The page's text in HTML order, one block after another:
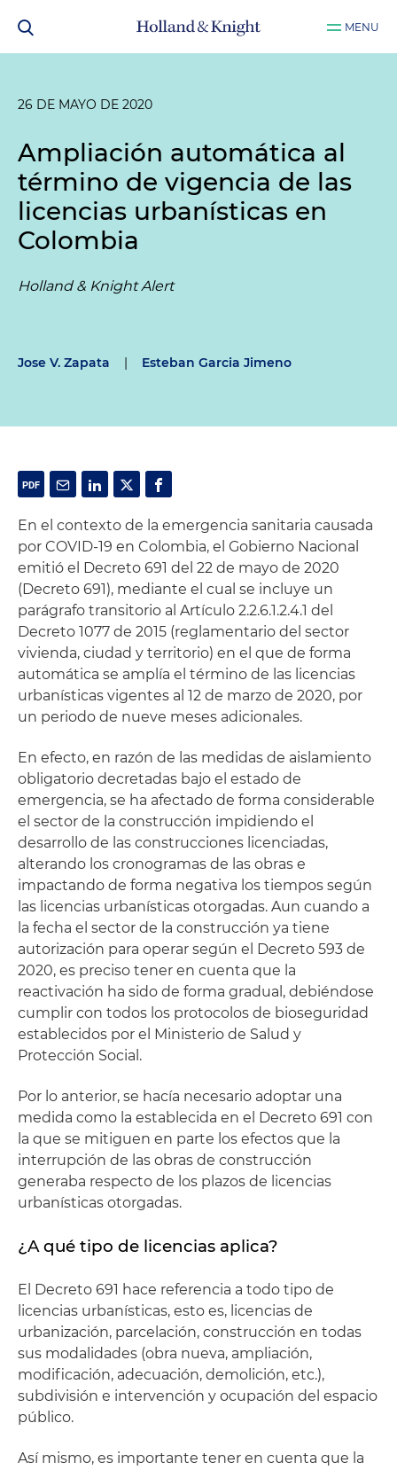
MENU
26 DE MAYO DE 2020
Ampliación automática al
término de vigencia de las
licencias urbanísticas en
Colombia
Holland & Knight Alert
Jose V. Zapata | Esteban Garcia Jimeno
En el contexto de la emergencia sanitaria causada
por COVID-19 en Colombia, el Gobierno Nacional
emitió el Decreto 691 del 22 de mayo de 2020
(Decreto 691), mediante el cual se incluye un
parágrafo transitorio al Artículo 2.2.6.1.2.4.1 del
Decreto 1077 de 2015 (reglamentario del sector
vivienda, ciudad y territorio) en el que de forma
automática se amplía el término de las licencias
urbanísticas vigentes al 12 de marzo de 2020, por
un periodo de nueve meses adicionales.
En efecto, en razón de las medidas de aislamiento
obligatorio decretadas bajo el estado de
emergencia, se ha afectado de forma considerable
el sector de la construcción impidiendo el
desarrollo de las construcciones licenciadas,
alterando los cronogramas de las obras e
impactando de forma negativa los tiempos según
las licencias urbanísticas otorgadas. Aun cuando a
la fecha el sector de la construcción ya tiene
autorización para operar según el Decreto 593 de
2020, es preciso tener en cuenta que la
reactivación ha sido de forma gradual, debiéndose
cumplir con todos los protocolos de bioseguridad
establecidos por el Ministerio de Salud y
Protección Social.
Por lo anterior, se hacía necesario adoptar una
medida como la establecida en el Decreto 691 con
la que se mitiguen en parte los efectos que la
interrupción de las obras de construcción
generaba respecto de los plazos de licencias
urbanísticas otorgadas.
¿A qué tipo de licencias aplica?
El Decreto 691 hace referencia a todo tipo de
licencias urbanísticas, esto es, licencias de
urbanización, parcelación, construcción en todas
sus modalidades (obra nueva, ampliación,
modificación, adecuación, demolición, etc.),
subdivisión e intervención y ocupación del espacio
público.
Así mismo, es importante tener en cuenta que la